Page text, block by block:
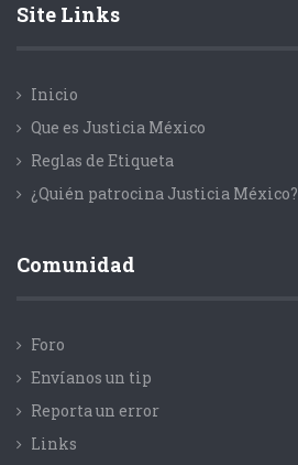
Site Links
Inicio
Que es Justicia México
Reglas de Etiqueta
¿Quién patrocina Justicia México?
Comunidad
Foro
Envíanos un tip
Reporta un error
Links